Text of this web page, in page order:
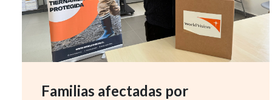
Familias afectadas por